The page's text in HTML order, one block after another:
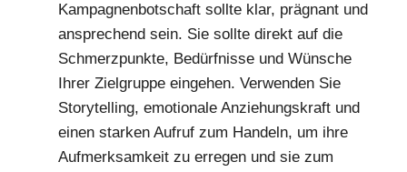
Kampagnenbotschaft sollte klar, prägnant und
ansprechend sein. Sie sollte direkt auf die
Schmerzpunkte, Bedürfnisse und Wünsche
Ihrer Zielgruppe eingehen. Verwenden Sie
Storytelling, emotionale Anziehungskraft und
einen starken Aufruf zum Handeln, um ihre
Aufmerksamkeit zu erregen und sie zum